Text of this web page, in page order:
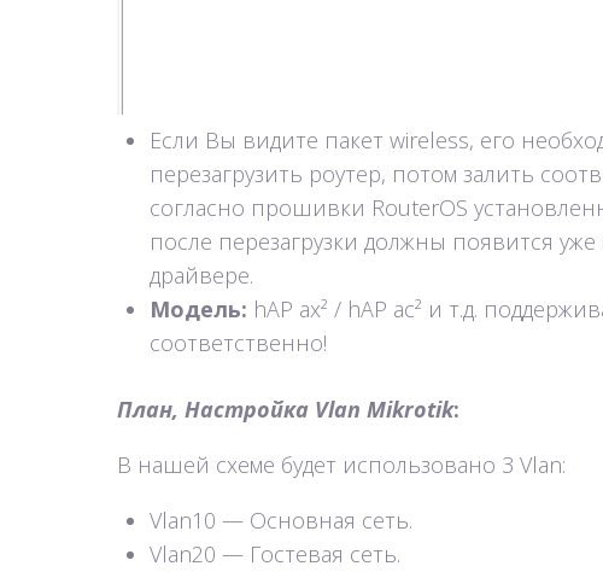
Если Вы видите пакет wireless, его
перезагрузить роутер, потом залить
согласно прошивки RouterOS
после перезагрузки должны появится
драйвере.
Модель: hAP ax² / hAP ac² и т.д.
соответственно!
План, Настройка Vlan Mikrotik:
В нашей схеме будет использовано 3 Vlan:
Vlan10 — Основная сеть.
Vlan20 — Гостевая сеть.